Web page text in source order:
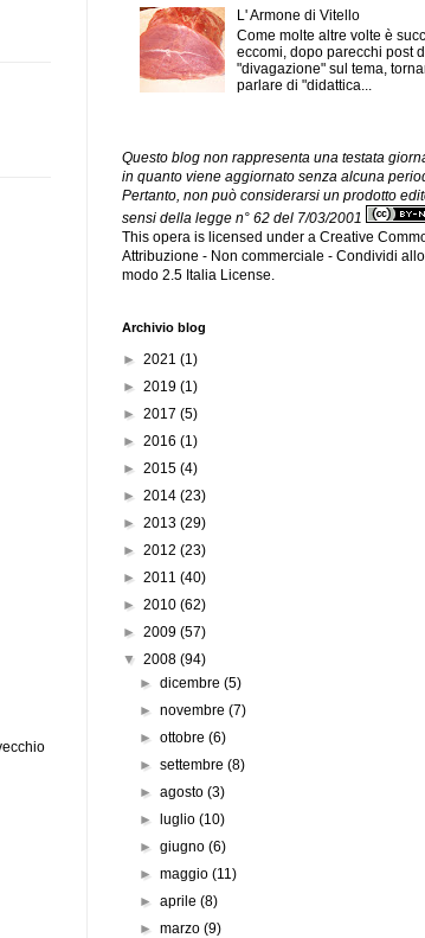
L' Armone di Vitello
Come molte altre volte è
eccomi, dopo parecchi post
"divagazione" sul tema,
parlare di "didattica...
Questo blog non rappresenta una testata
in quanto viene aggiornato senza alcuna
Pertanto, non può considerarsi un prodotto
sensi della legge n° 62 del 7/03/2001
This opera is licensed under a Creative
Attribuzione - Non commerciale - Condividi
modo 2.5 Italia License
Archivio blog
► 2021 (1)
► 2019 (1)
► 2017 (5)
► 2016 (1)
► 2015 (4)
► 2014 (23)
► 2013 (29)
► 2012 (23)
► 2011 (40)
► 2010 (62)
► 2009 (57)
▼ 2008 (94)
►dicembre(5)
►novembre(7)
►ottobre(6)
►settembre(8)
►agosto(3)
►luglio(10)
►giugno(6)
►maggio(11)
►aprile(8)
►marzo(9)